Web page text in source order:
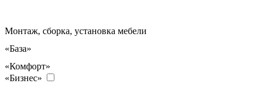
Монтаж, сборка, установка мебели
«База»
«Комфорт»
«Бизнес»